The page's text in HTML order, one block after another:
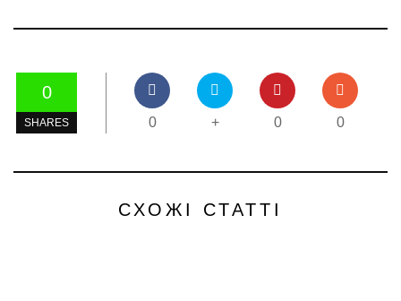
0
SHARES 0 + 0 0
СХОЖІ СТАТТІ